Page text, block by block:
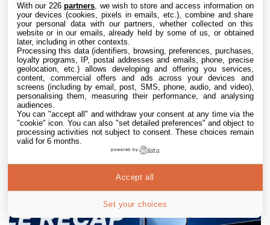
L’Apple Watch en céramique ferait bientôt
son retour
10 Aug. 2026 • 9:23
With our 226partners , we wish to store and access information on
your devices (cookies, pixels in emails, etc.), combine and share
your personal data with our partners, whether collected on this
website or in our emails, already held by some of us, or obtained
later, including in other contexts.
Processing this data (identifiers, browsing, preferences, purchases,
loyalty programs, IP, postal addresses and emails, phone, precise
geolocation, etc.) allows developing and offering you services,
content, commercial offers and ads across your devices and
screens (including by email, post, SMS, phone, audio, and video),
personalising them, measuring their performance, and analysing
audiences.
You can "accept all" and withdraw your consent at any time via the
"cookie" icon. You can also "set detailed preferences" and object to
processing activities not subject to consent. These choices remain
valid for 6 months.
powered by
Set your choices
Accept all